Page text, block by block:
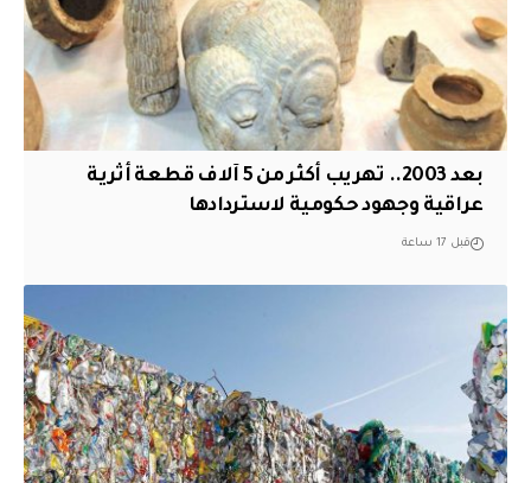
بعد 2003.. تهريب أكثر من 5 آلاف قطعة أثرية
عراقية وجهود حكومية لاستردادها
قبل 17 ساعة